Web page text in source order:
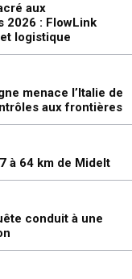
aux
2026 : FlowLink
logistique
menace l’Italie de
aux frontières
à 64 km de Midelt
conduit à une